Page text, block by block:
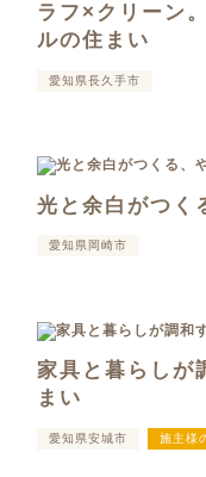
ラフ×クリーン
ルの住まい
愛知県長久手市
光と余白がつく
愛知県岡崎市
家具と暮らしが
まい
愛知県安城市 施主様